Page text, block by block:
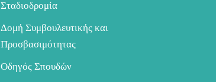
Σταδιοδρομία
Δομή Συμβουλευτικής και
Προσβασιμότητας
Οδηγός Σπουδών